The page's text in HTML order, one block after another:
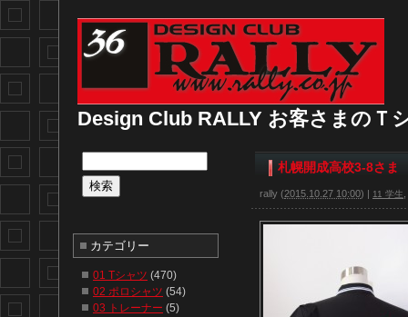
Design Club RALLY お客さまのＴ
札幌開成高校3-8さま
rally (2015.10.27 10:00) | 11 学生
カテゴリー
01 Tシャツ (470)
02 ポロシャツ (54)
03 トレーナー (5)